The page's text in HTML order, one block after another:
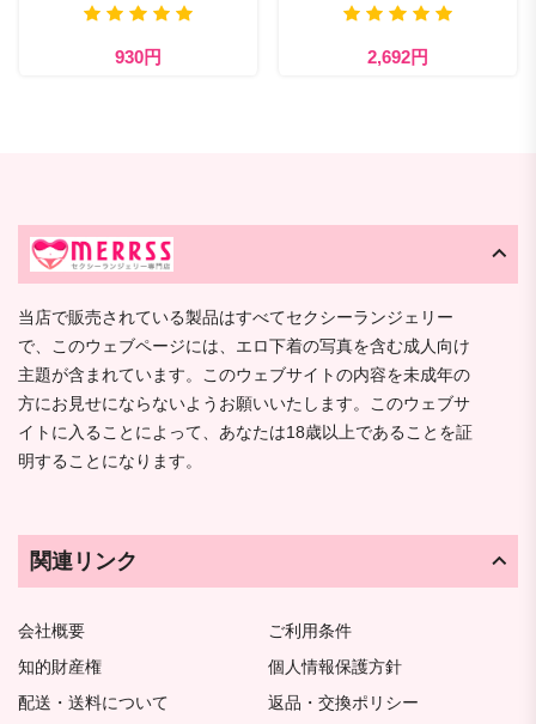
930円 2,692円
当店で販売されている製品はすべてセクシーランジェリー
で、このウェブページには、エロ下着の写真を含む成人向け
主題が含まれています。このウェブサイトの内容を未成年の
方にお見せにならないようお願いいたします。このウェブサ
イトに入ることによって、あなたは18歳以上であることを証
明することになります。
関連リンク
会社概要
ご利用条件
知的財産権
個人情報保護方針
配送・送料について
返品・交換ポリシー